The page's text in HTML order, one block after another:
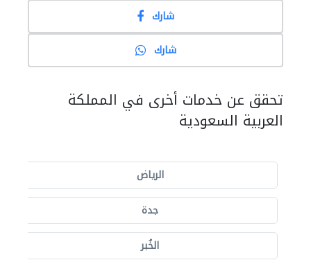
شارك
شارك
تحقق عن خدمات أخرى في المملكة
العربية السعودية
الرياض
جدة
الخُبر